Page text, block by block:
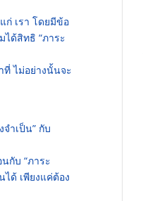
ก่ เรา โดยมีข้อ
ด้สิทธิ “ภาระ
ไม่อย่างนั้นจะ
ำเป็น” กับ
กับ “ภาระ
ด้ เพียงแค่ต้อง